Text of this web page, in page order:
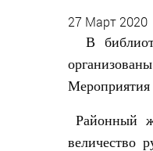
27 Март 2020
В
Мероприятия
Районный
величество